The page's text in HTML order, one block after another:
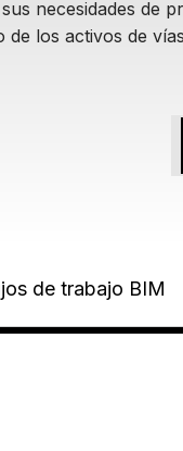
necesidades de
los activos de
de trabajo BIM